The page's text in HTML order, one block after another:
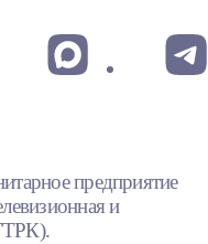
предприятие
и